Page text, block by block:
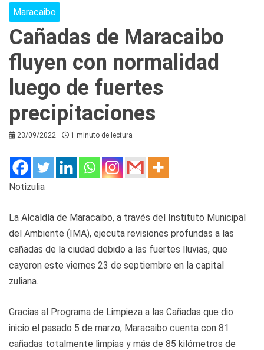
Maracaibo
Cañadas de Maracaibo
fluyen con normalidad
luego de fuertes
precipitaciones
23/09/2022 1 minuto de lectura
Notizulia
La Alcaldía de Maracaibo, a través del Instituto Municipal
del Ambiente (IMA), ejecuta revisiones profundas a las
cañadas de la ciudad debido a las fuertes lluvias, que
cayeron este viernes 23 de septiembre en la capital
zuliana.
Gracias al Programa de Limpieza a las Cañadas que dio
inicio el pasado 5 de marzo, Maracaibo cuenta con 81
cañadas totalmente limpias y más de 85 kilómetros de